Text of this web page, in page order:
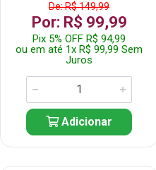
De: R$ 149,99
Por: R$ 99,99
Pix 5% OFF R$ 94,99
ou em até 1x R$ 99,99 Sem
Juros
Adicionar